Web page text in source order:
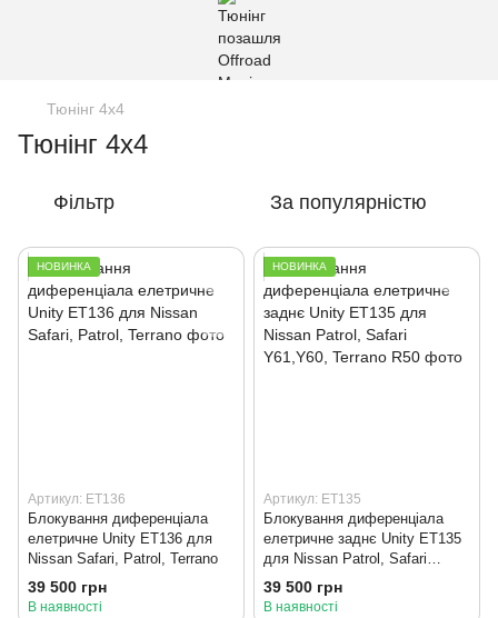
Тюнінг 4х4
Тюнінг 4х4
Фільтр За популярністю
НОВИНКА
Артикул: ET136
Блокування диференціала
елетричне Unity ET136 для
Nissan Safari, Patrol, Terrano
39 500 грн
В наявності
НОВИНКА
Артикул: ET135
Блокування диференціала
елетричне заднє Unity ET135
для Nissan Patrol, Safari
Y61,Y60, Terrano R50
39 500 грн
В наявності